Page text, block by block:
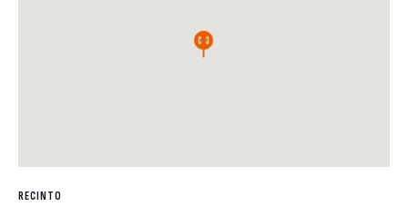
RECINTO